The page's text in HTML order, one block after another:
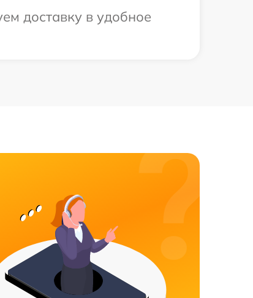
доставку в удобное